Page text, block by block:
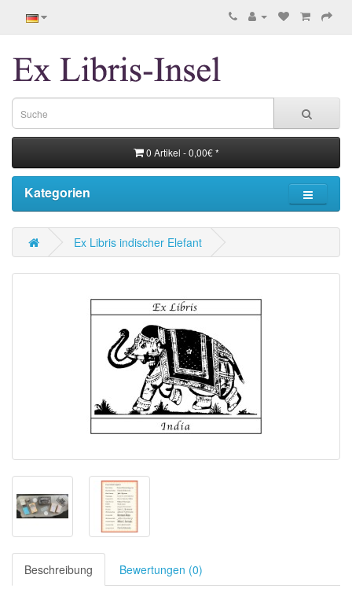
0 Artikel - 0,00€ *
Kategorien
Ex Libris indischer Elefant
Beschreibung Bewertungen (0)